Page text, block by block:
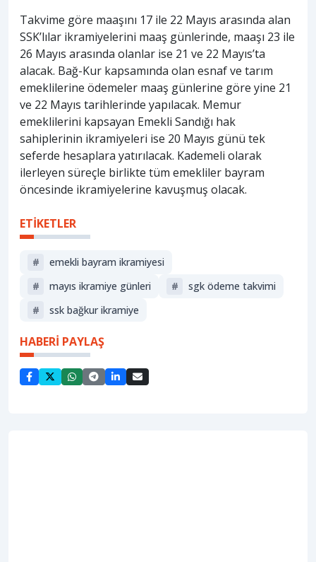
Takvime göre maaşını 17 ile 22 Mayıs arasında alan
SSK’lılar ikramiyelerini maaş günlerinde, maaşı 23 ile
26 Mayıs arasında olanlar ise 21 ve 22 Mayıs’ta
alacak. Bağ-Kur kapsamında olan esnaf ve tarım
emeklilerine ödemeler maaş günlerine göre yine 21
ve 22 Mayıs tarihlerinde yapılacak. Memur
emeklilerini kapsayan Emekli Sandığı hak
sahiplerinin ikramiyeleri ise 20 Mayıs günü tek
seferde hesaplara yatırılacak. Kademeli olarak
ilerleyen süreçle birlikte tüm emekliler bayram
öncesinde ikramiyelerine kavuşmuş olacak.
ETİKETLER
#
emekli bayram ikramiyesi
#
mayıs ikramiye günleri #
sgk ödeme takvimi
#
ssk bağkur ikramiye
HABERİ PAYLAŞ